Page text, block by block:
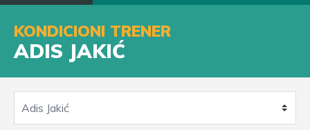
KONDICIONI TRENER
ADIS JAKIĆ